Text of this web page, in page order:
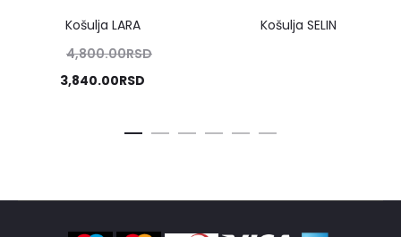
Košulja LARA
4,800.00RSDOriginalna
bila:
3,840.00RSD
je:
Košulja SELIN